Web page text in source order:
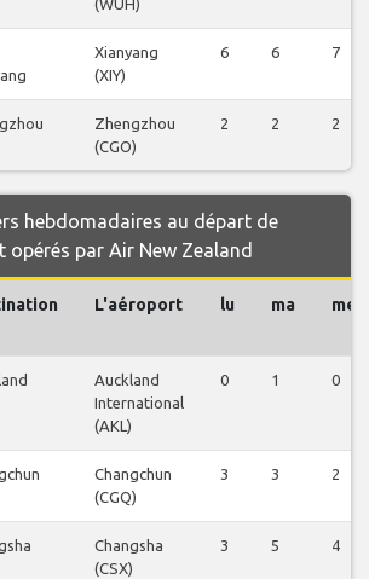
Xianyang
(XIY)
6 6 7
Zhengzhou
(CGO)
2 2 2
hebdomadaires au départ de
opérés par Air New Zealand
L'aéroport lu ma me
Auckland
International
(AKL)
0 1 0
Changchun
(CGQ)
3 3 2
Changsha
(CSX)
3 5 4